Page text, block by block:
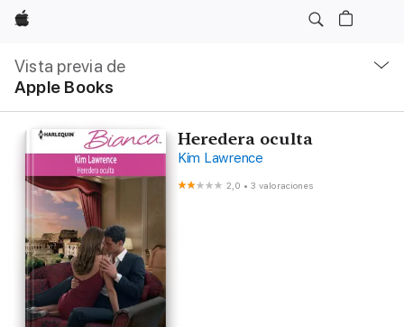
Apple
Vista previa de
Apple Books
local
Abrir
menú
Heredera oculta
Kim Lawrence
2,0 •3 valoraciones